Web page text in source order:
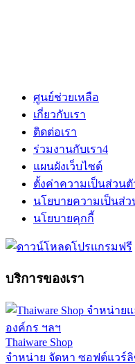
ศูนย์ช่วยเหลือ
เกี่ยวกับเรา
ติดต่อเรา
ร่วมงานกับเรา4
แผนผังเว็บไซต์
ตั้งค่าความเป็นส่วนตั
นโยบายความเป็นส่ว
นโยบายคุกกี้
บริการของเรา
Thaiware Shop
จำหน่าย จัดหา ซอฟต์แวร์